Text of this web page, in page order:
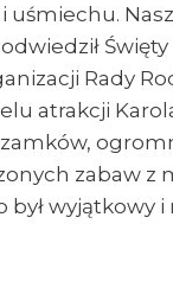
uśmiechu.
Święty
Rady
atrakcji
zabaw z
był wyjątkowy